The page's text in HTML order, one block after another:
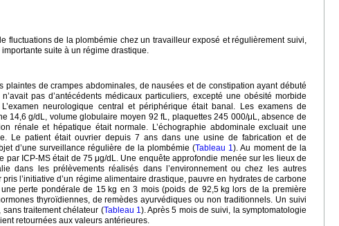
fluctuations de la plombémie chez un travailleur exposé et régulièrement suivi,
suite à un régime drastique.
plaintes de crampes abdominales, de nausées et de constipation ayant débuté
pas d’antécédents médicaux particuliers, excepté une obésité morbide
neurologique central et périphérique était banal. Les examens de
14,6 g/dL, volume globulaire moyen 92 fL, plaquettes 245 000/μL, absence de
rénale et hépatique était normale. L’échographie abdominale excluait une
Le patient était ouvrier depuis 7 ans dans une usine de fabrication et de
d’une surveillance régulière de la plombémie (Tableau 1). Au moment de la
par ICP-MS était de 75 μg/dL. Une enquête approfondie menée sur les lieux de
dans les prélèvements réalisés dans l’environnement ou chez les autres
l’initiative d’un régime alimentaire drastique, pauvre en hydrates de carbone
perte pondérale de 15 kg en 3 mois (poids de 92,5 kg lors de la première
thyroïdiennes, de remèdes ayurvédiques ou non traditionnels. Un suivi
traitement chélateur (Tableau 1 ). Après 5 mois de suivi, la symptomatologie
retournées aux valeurs antérieures.